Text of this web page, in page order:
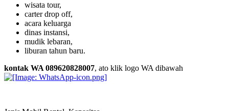
wisata tour,
carter drop off,
acara keluarga
dinas instansi,
mudik lebaran,
liburan tahun baru.
kontak WA 089620828007, ato klik logo WA dibawah